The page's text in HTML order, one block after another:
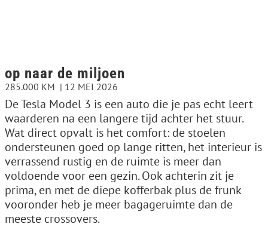
op naar de miljoen
285.000 KM 12 MEI 2026
De Tesla Model 3 is een auto die je pas echt leert
waarderen na een langere tijd achter het stuur.
Wat direct opvalt is het comfort: de stoelen
ondersteunen goed op lange ritten, het interieur is
verrassend rustig en de ruimte is meer dan
voldoende voor een gezin. Ook achterin zit je
prima, en met de diepe kofferbak plus de frunk
vooronder heb je meer bagageruimte dan de
meeste crossovers.